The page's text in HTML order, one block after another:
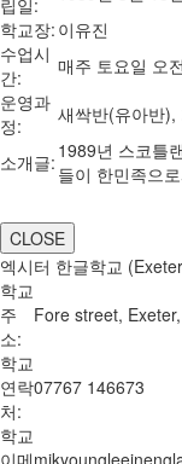
립일:
학교장: 이유진
수업시
간:
매주 토요일 오
운영과
정:
새싹반(유아반
소개글: 1989년 스코틀
들이 한민족으
CLOSE
엑시터 한글학교
학교
주
소:
Fore street,
학교
연락
처:
07767 146673
학교
이메